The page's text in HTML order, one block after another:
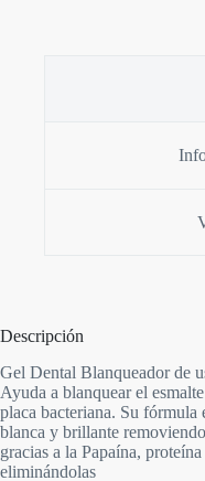
Descripción
Gel Dental Blanqueador de
Ayuda a blanquear el
placa bacteriana. Su fórmula
blanca y brillante
gracias a la Papaína,
eliminándolas